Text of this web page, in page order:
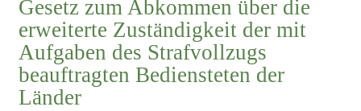
Gesetz zum Abkommen über die
erweiterte Zuständigkeit der mit
Aufgaben des Strafvollzugs
beauftragten Bediensteten der
Länder